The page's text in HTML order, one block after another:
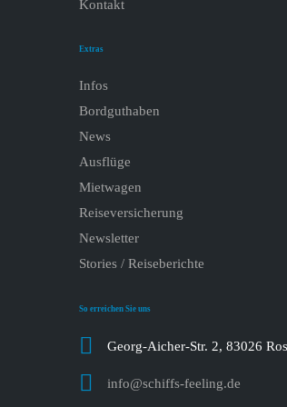
Kontakt
Extras
Infos
Bordguthaben
News
Ausflüge
Mietwagen
Reiseversicherung
Newsletter
Stories / Reiseberichte
So erreichen Sie uns
Georg-Aicher-Str. 2, 83026
info@schiffs-feeling.de